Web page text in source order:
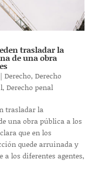
trasladar la
de una obra
Derecho, Derecho
, Derecho penal
trasladar la
una obra pública a los
que en los
quede arruinada y
los diferentes agentes,